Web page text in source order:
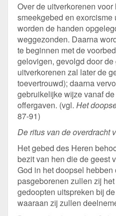
Over de uitverkorenen
smeekgebed en exorcisme
worden de handen
weggezonden. Daarna
te beginnen met de
gelovigen, gevolgd door
uitverkorenen zal later de
toevertrouwd); daarna
gebruikelijke wijze vanaf
offergaven. (vgl. Het
87-91)
De ritus van de overdracht
Het gebed des Heren
bezit van hen die de geest
God in het doopsel
pasgeborenen zullen zij
gedoopten uitspreken bij
waaraan zij zullen